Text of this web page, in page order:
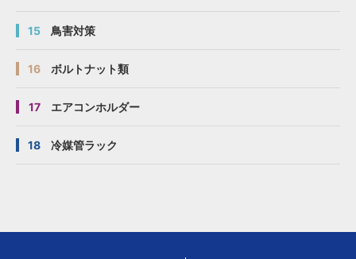
15 鳥害対策
16 ボルトナット類
17 エアコンホルダー
18 冷媒管ラック